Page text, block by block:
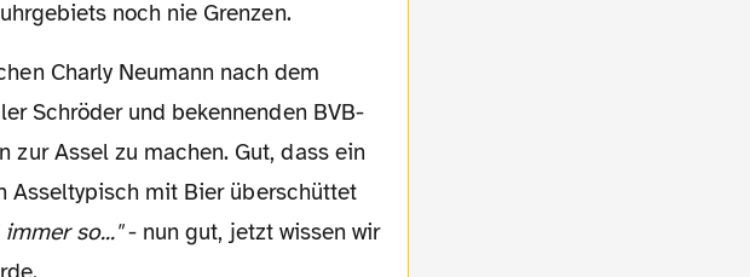
noch nie Grenzen.
Schröder und bekennenden BVB-
zur Assel zu machen. Gut, dass ein
Asseltypisch mit Bier überschüttet
so..."- nun gut, jetzt wissen wir